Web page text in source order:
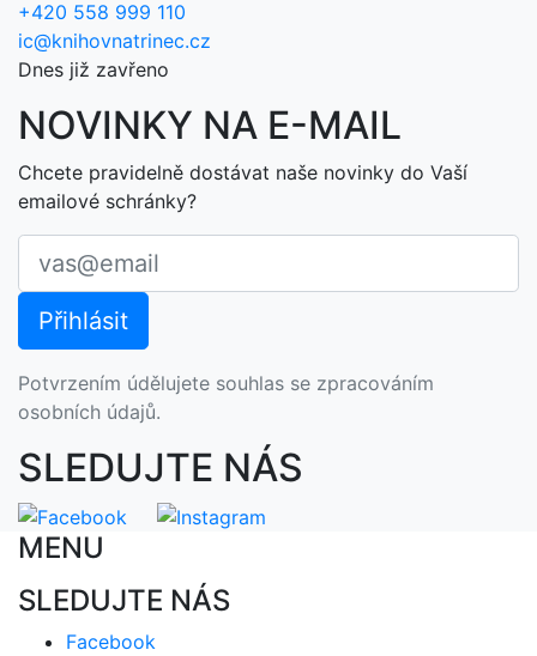
+420 558 999 110
ic@knihovnatrinec.cz
Dnes již zavřeno
NOVINKY NA E-MAIL
Chcete pravidelně dostávat naše novinky do Vaší
emailové schránky?
Potvrzením údělujete souhlas se zpracováním
osobních údajů.
SLEDUJTE NÁS
MENU
SLEDUJTE NÁS
Facebook